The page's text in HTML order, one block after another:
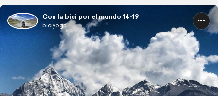
Con la bici por el mundo 14-19
biciyoga